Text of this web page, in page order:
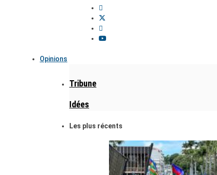
Opinions
Tribune
Idées
Les plus récents